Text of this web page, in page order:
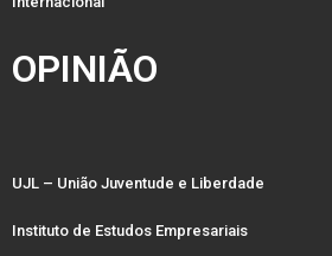
OPINIÃO
UJL – União Juventude e Liberdade
Instituto de Estudos Empresariais